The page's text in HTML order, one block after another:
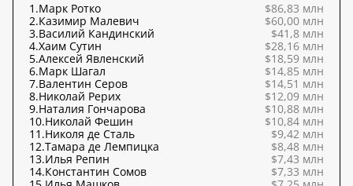
1.Марк Ротко
$86,83 млн
2.Казимир Малевич
$60,00 млн
3.Василий Кандинский
$41,8 млн
4.Хаим Сутин
$28,16 млн
5.Алексей Явленский
$18,59 млн
6.Марк Шагал
$14,85 млн
7.Валентин Серов
$14,51 млн
8.Николай Рерих
$12,09 млн
9.Наталия Гончарова
$10,88 млн
10.Николай Фешин
$10,84 млн
11.Николя де Сталь
$9,42 млн
12.Тамара де Лемпицка
$8,48 млн
13.Илья Репин
$7,43 млн
14.Константин Сомов
$7,33 млн